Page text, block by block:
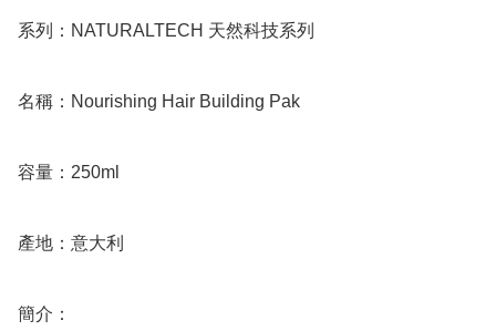
系列：NATURALTECH 天然科技系列
名稱：Nourishing Hair Building Pak
容量：250ml
產地：意大利
簡介：